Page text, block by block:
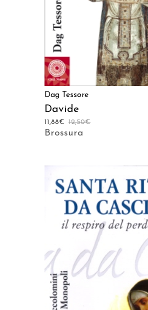
Dag Tessore
Davide
12,50€
11,88€
Brossura
AGGIUNGI AL CARRELLO